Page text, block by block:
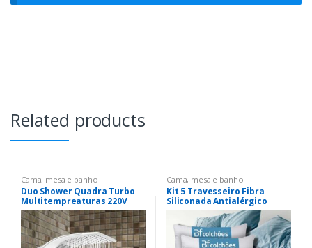
Related products
Cama, mesa e banho
Duo Shower Quadra Turbo
Multitempreaturas 220V
6800W, Lorenzetti, 7511044,
Branco, Pequeno
Cama, mesa e banho
Kit 5 Travesseiro Fibra
Siliconada Antialérgico
Macio 45×65 – BF Colchões